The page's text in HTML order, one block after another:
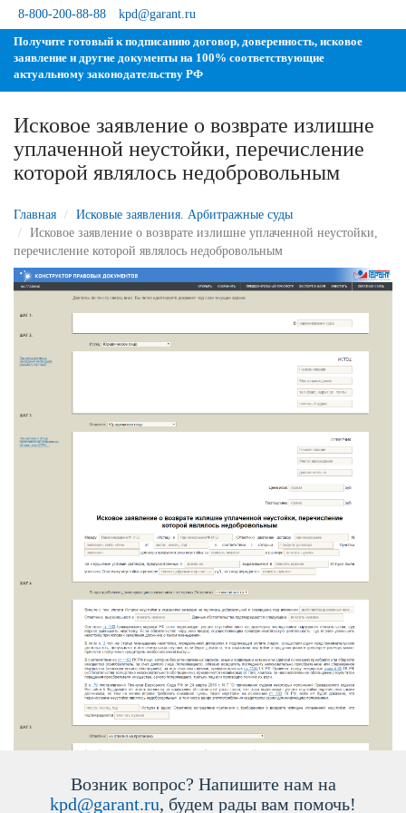
8-800-200-88-88
kpd@garant.ru
Получите готовый к подписанию договор, доверенность, исковое
заявление и другие документы на 100% соответствующие
актуальному законодательству РФ
Исковое заявление о возврате излишне
уплаченной неустойки, перечисление
которой являлось недобровольным
Главная
Исковые заявления. Арбитражные суды
Исковое заявление о возврате излишне уплаченной неустойки,
перечисление которой являлось недобровольным
озник вопрос? Напишите нам на
kpd@garant.ru, будем рады вам помочь!